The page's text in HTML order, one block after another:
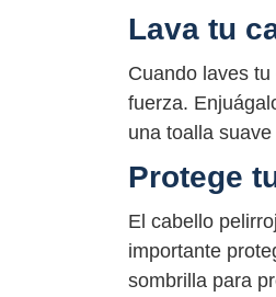
Lava tu
Cuando laves
fuerza.
una toalla
Protege
El cabello
importante
sombrilla para